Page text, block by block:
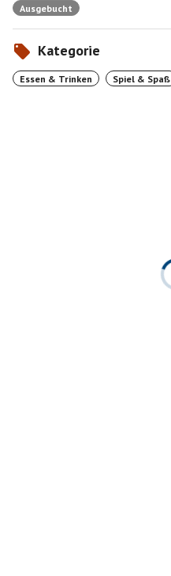
Ausgebucht
Kategorie
Essen & Trinken Spiel & Spaß